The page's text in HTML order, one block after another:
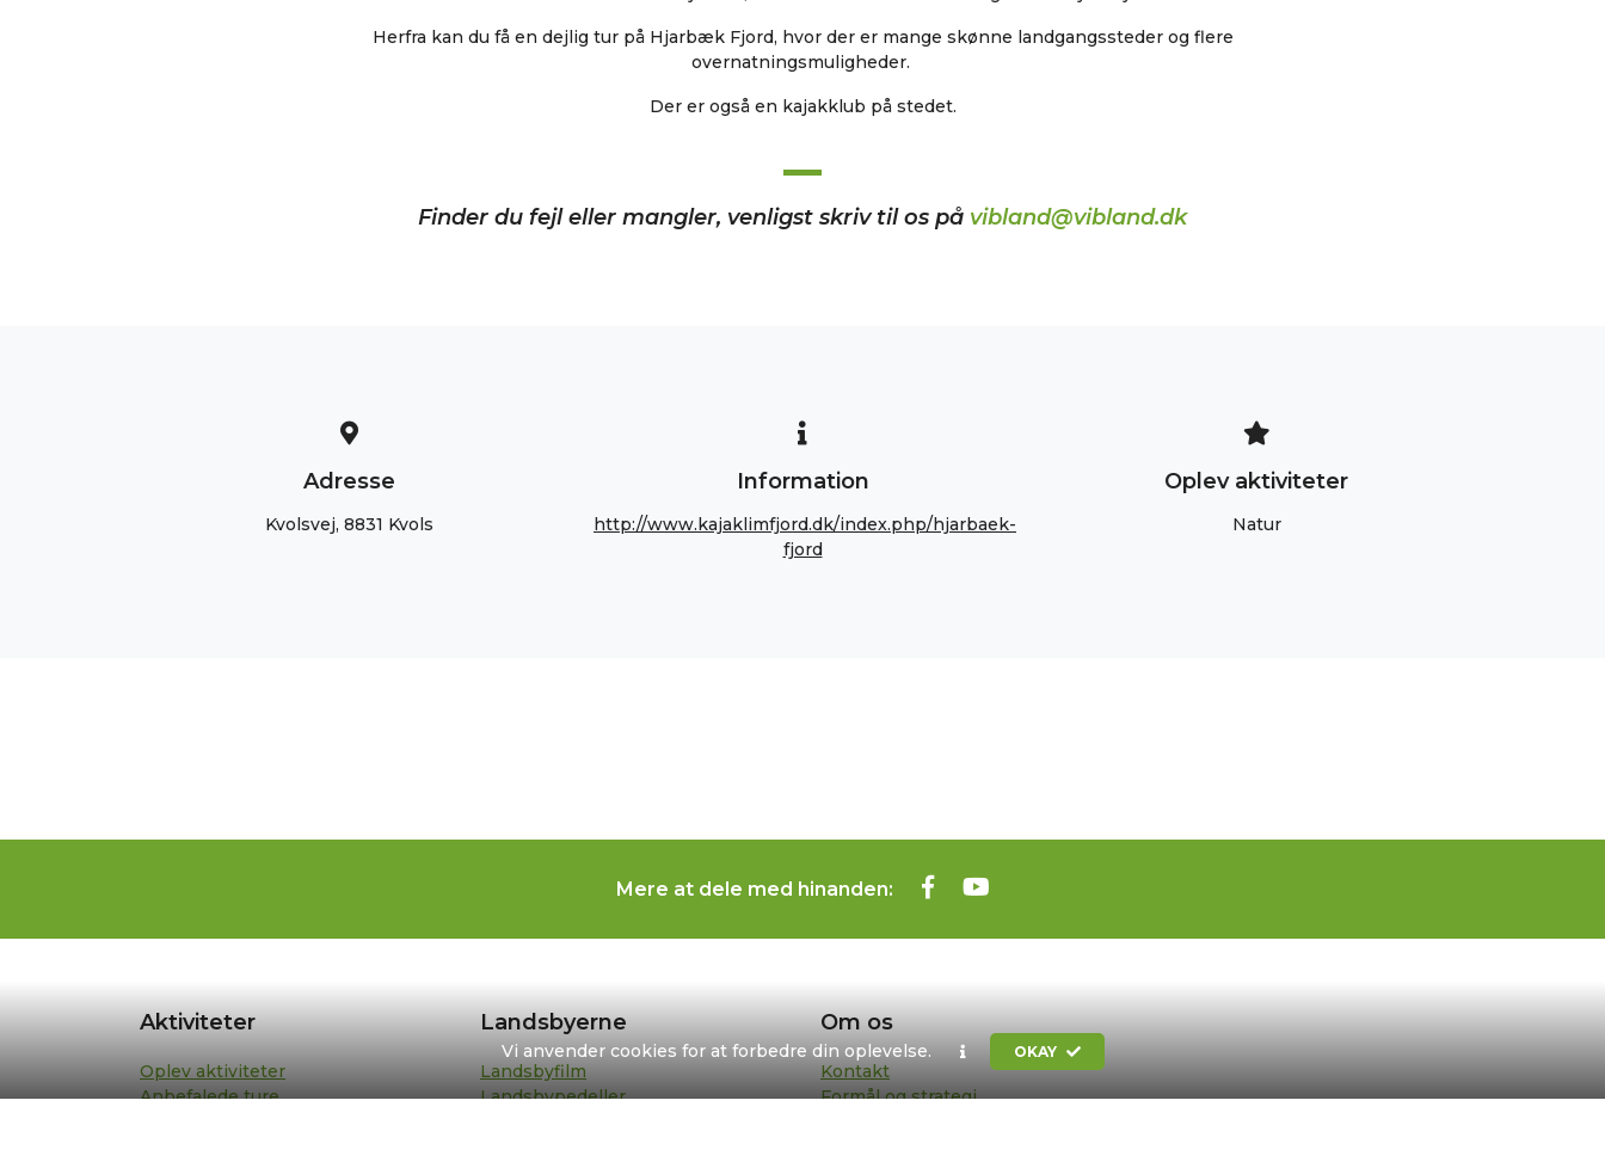
Vi anvender cookies for at forbedre din oplevelse. OKAY
Herfra kan du få en dejlig tur på Hjarbæk Fjord, hvor der er mange skønne landgangssteder og flere
overnatningsmuligheder.
Der er også en kajakklub på stedet.
Finder du fejl eller mangler, venligst skriv til os på vibland@vibland.dk
Adresse
Kvolsvej, 8831 Kvols
Information
http://www.kajaklimfjord.dk/index.php/hjarbaek-
fjord
Oplev aktiviteter
Natur
Mere at dele med hinanden:
Aktiviteter
Oplev aktiviteter
Anbefalede ture
Landsbyerne
Landsbyfilm
Landsbypedeller
Om os
Kontakt
Formål og strategi